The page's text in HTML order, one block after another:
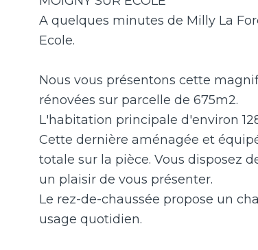
A quelques minutes de Milly La
Ecole.
Nous vous présentons cette
rénovées sur parcelle de 675m2.
L'habitation principale d'environ
Cette dernière aménagée et
totale sur la pièce. Vous disposez
un plaisir de vous présenter.
Le rez-de-chaussée propose un
usage quotidien.